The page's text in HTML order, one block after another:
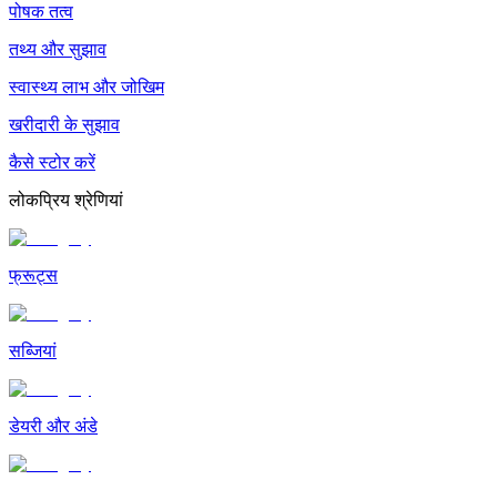
पोषक तत्व
तथ्य और सुझाव
स्वास्थ्य लाभ और जोखिम
खरीदारी के सुझाव
कैसे स्टोर करें
लोकप्रिय श्रेणियां
फ्रूट्स
सब्जियां
डेयरी और अंडे